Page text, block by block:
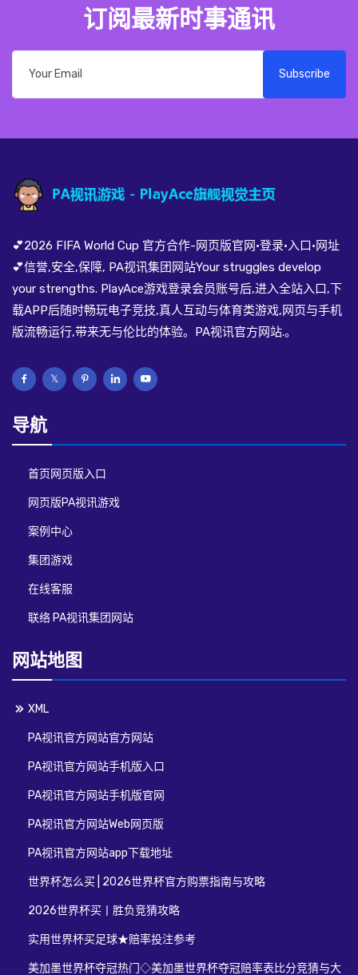
订阅最新时事通讯
Subscribe
💕2026 FIFA World Cup 官方合作-网页版官网·登录·入口·网址
💕信誉,安全,保障, PA视讯集团网站Your struggles develop
your strengths. PlayAce游戏登录会员账号后,进入全站入口,下
载APP后随时畅玩电子竞技,真人互动与体育类游戏,网页与手机
版流畅运行,带来无与伦比的体验。PA视讯官方网站.。
导航
首页网页版入口
网页版PA视讯游戏
案例中心
集团游戏
在线客服
联络 PA视讯集团网站
网站地图
XML
PA视讯官方网站官方网站
PA视讯官方网站手机版入口
PA视讯官方网站手机版官网
PA视讯官方网站Web网页版
PA视讯官方网站app下载地址
世界杯怎么买 | 2026世界杯官方购票指南与攻略
2026世界杯买丨胜负竞猜攻略
实用世界杯买足球★赔率投注参考
美加墨世界杯夺冠热门◇美加墨世界杯夺冠赔率表比分竞猜与大